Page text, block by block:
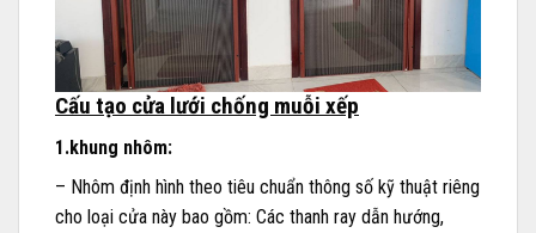
Cấu tạo cửa lưới chống muỗi xếp
1.khung nhôm:
– Nhôm định hình theo tiêu chuẩn thông số kỹ thuật riêng
cho loại cửa này bao gồm: Các thanh ray dẫn hướng,